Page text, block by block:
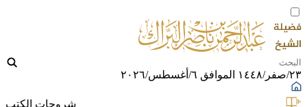
٢٣/صفر/١٤٤٨ الموافق ٦/أغسطس/٢٠٢٦
شروحات الكتب